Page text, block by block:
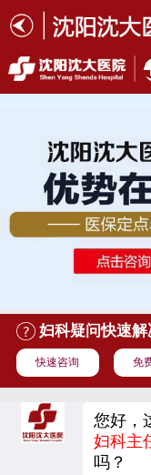
妇科疑问快速
快速咨询 免
您好，
妇科主
吗？